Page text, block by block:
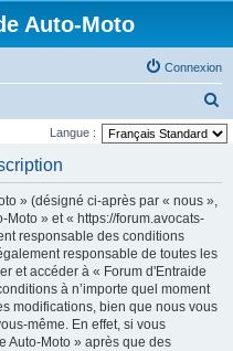
Auto-Moto
Connexion
e
Langue :
» (désigné ci-après par « nous »,
Moto » et « https://forum.avocats-
responsable des conditions
responsable de toutes les
et accéder à « Forum d'Entraide
à n’importe quel moment
modifications, bien que nous vous
même. En effet, si vous
Auto-Moto » après que des